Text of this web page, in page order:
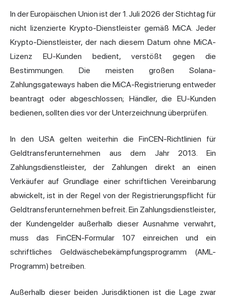
In der Europäischen Union ist der 1. Juli 2026 der Stichtag für
nicht lizenzierte Krypto-Dienstleister gemäß MiCA. Jeder
Krypto-Dienstleister, der nach diesem Datum ohne MiCA-
Lizenz EU-Kunden bedient, verstößt gegen die
Bestimmungen. Die meisten großen Solana-
Zahlungsgateways haben die MiCA-Registrierung entweder
beantragt oder abgeschlossen; Händler, die EU-Kunden
bedienen, sollten dies vor der Unterzeichnung überprüfen.
In den USA gelten weiterhin die FinCEN-Richtlinien für
Geldtransferunternehmen aus dem Jahr 2013. Ein
Zahlungsdienstleister, der Zahlungen direkt an einen
Verkäufer auf Grundlage einer schriftlichen Vereinbarung
abwickelt, ist in der Regel von der Registrierungspflicht für
Geldtransferunternehmen befreit. Ein Zahlungsdienstleister,
der Kundengelder außerhalb dieser Ausnahme verwahrt,
muss das FinCEN-Formular 107 einreichen und ein
schriftliches Geldwäschebekämpfungsprogramm (AML-
Programm) betreiben.
Außerhalb dieser beiden Jurisdiktionen ist die Lage zwar